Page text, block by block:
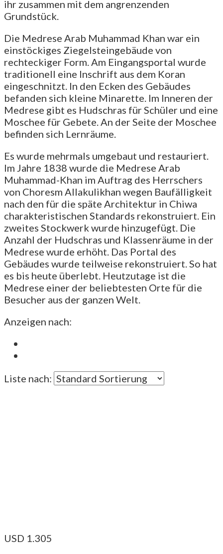
ihr zusammen mit dem angrenzenden
Grundstück.
Die Medrese Arab Muhammad Khan war ein
einstöckiges Ziegelsteingebäude von
rechteckiger Form. Am Eingangsportal wurde
traditionell eine Inschrift aus dem Koran
eingeschnitzt. In den Ecken des Gebäudes
befanden sich kleine Minarette. Im Inneren der
Medrese gibt es Hudschras für Schüler und eine
Moschee für Gebete. An der Seite der Moschee
befinden sich Lernräume.
Es wurde mehrmals umgebaut und restauriert.
Im Jahre 1838 wurde die Medrese Arab
Muhammad-Khan im Auftrag des Herrschers
von Choresm Allakulikhan wegen Baufälligkeit
nach den für die späte Architektur in Chiwa
charakteristischen Standards rekonstruiert. Ein
zweites Stockwerk wurde hinzugefügt. Die
Anzahl der Hudschras und Klassenräume in der
Medrese wurde erhöht. Das Portal des
Gebäudes wurde teilweise rekonstruiert. So hat
es bis heute überlebt. Heutzutage ist die
Medrese einer der beliebtesten Orte für die
Besucher aus der ganzen Welt.
Anzeigen nach:
Liste nach:
USD 1.305